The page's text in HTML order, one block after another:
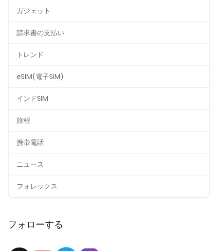
ガジェット
請求書の支払い
トレンド
eSIM(電子SIM)
インドSIM
旅程
携帯電話
ニュース
フォレックス
フォローする